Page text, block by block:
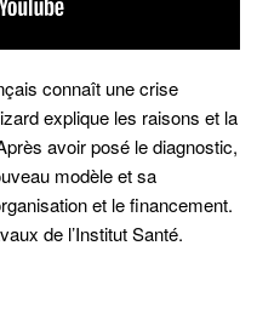
connaît une crise
explique les raisons et la
avoir posé le diagnostic,
modèle et sa
et le financement.
de l’Institut Santé.